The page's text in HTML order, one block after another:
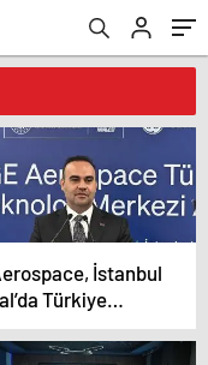
İstanbul
Türkiye
Merkezi’nin
Yerleşkesini